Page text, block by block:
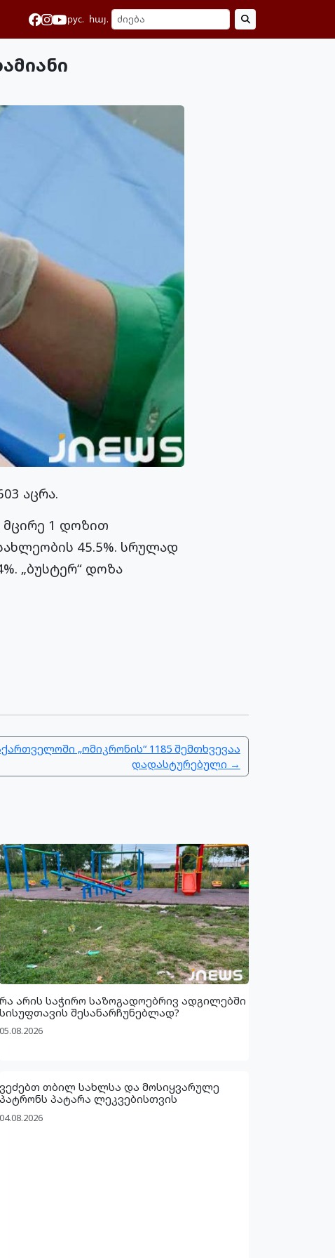
рус. հայ.
აცრა.
1 დოზით
45.5%. სრულად
„ბუსტერ“ დოზა
„ომიკრონის“ 1185 შემთხვევაა
დადასტურებული →
რა არის საჭირო საზოგადოებრივ ადგილებში
სისუფთავის შესანარჩუნებლად?
05.08.2026
ვეძებთ თბილ სახლსა და მოსიყვარულე
პატრონს პატარა ლეკვებისთვის
04.08.2026